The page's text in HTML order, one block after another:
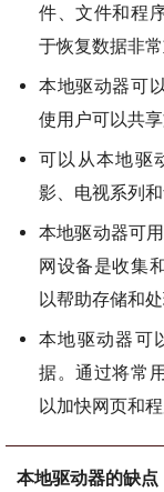
件、文件和程
于恢复数据非常
本地驱动器可
使用户可以共享
可以从本地驱
影、电视系列和
本地驱动器可
网设备是收集
以帮助存储和
本地驱动器可
据。通过将常
以加快网页和
本地驱动器的缺点